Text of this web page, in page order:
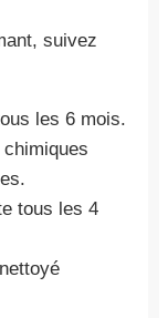
suivez
les 6 mois.
tous les 4